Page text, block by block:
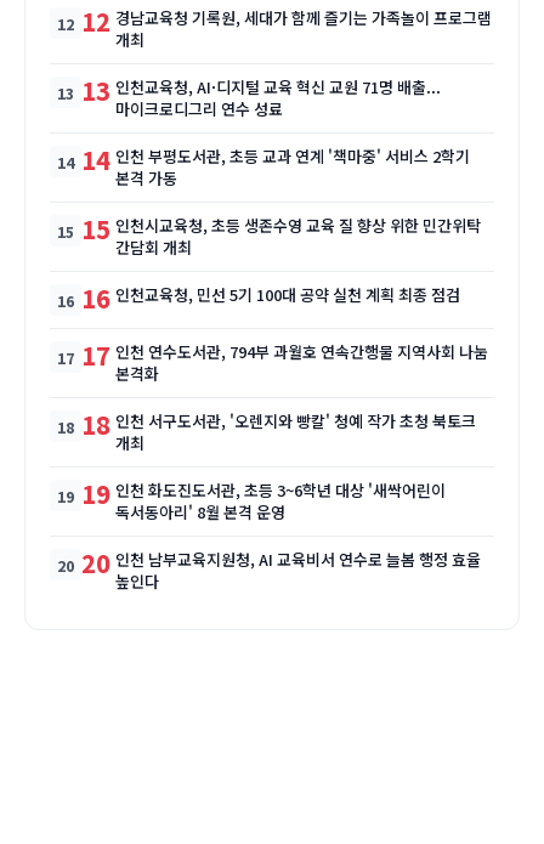
12 경남교육청 기록원, 세대가 함께 즐기는 가족놀이 프로그램
개최
13 인천교육청, AI·디지털 교육 혁신 교원 71명 배출...
마이크로디그리 연수 성료
14 인천 부평도서관, 초등 교과 연계 '책마중' 서비스 2학기
본격 가동
15 인천시교육청, 초등 생존수영 교육 질 향상 위한 민간위탁
간담회 개최
16 인천교육청, 민선 5기 100대 공약 실천 계획 최종 점검
17 인천 연수도서관, 794부 과월호 연속간행물 지역사회 나눔
본격화
18 인천 서구도서관, '오렌지와 빵칼' 청예 작가 초청 북토크
개최
19 인천 화도진도서관, 초등 3~6학년 대상 '새싹어린이
독서동아리' 8월 본격 운영
20 인천 남부교육지원청, AI 교육비서 연수로 늘봄 행정 효율
높인다